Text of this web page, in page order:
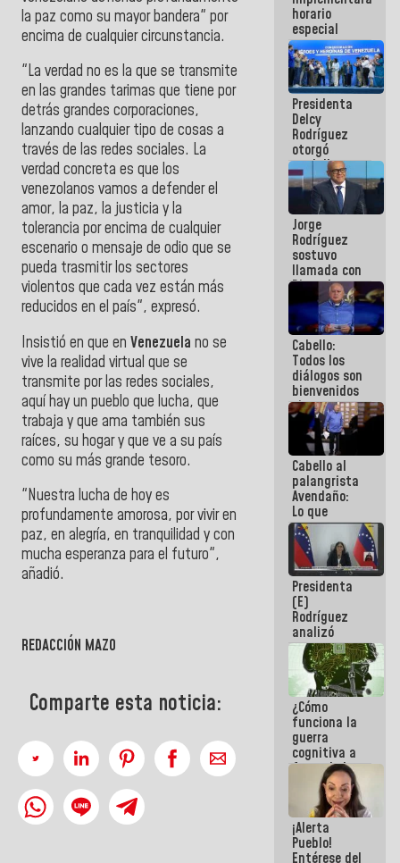
la paz como su mayor bandera" por
encima de cualquier circunstancia.
"La verdad no es la que se transmite
en las grandes tarimas que tiene por
detrás grandes corporaciones,
lanzando cualquier tipo de cosas a
través de las redes sociales. La
verdad concreta es que los
venezolanos vamos a defender el
amor, la paz, la justicia y la
tolerancia por encima de cualquier
escenario o mensaje de odio que se
pueda trasmitir los sectores
violentos que cada vez están más
reducidos en el país", expresó.
Insistió en que en Venezuela no se
vive la realidad virtual que se
transmite por las redes sociales,
aquí hay un pueblo que lucha, que
trabaja y que ama también sus
raíces, su hogar y que ve a su país
como su más grande tesoro.
"Nuestra lucha de hoy es
profundamente amorosa, por vivir en
paz, en alegría, en tranquilidad y con
mucha esperanza para el futuro",
añadió.
REDACCIÓN MAZO
Comparte esta noticia:
horario
especial
para
adaptarse
al plan de
ahorro
energético
Presidenta
Delcy
Rodríguez
otorgó
medalla
"Héroe de
Venezuela"
a servidores
públicos
Jorge
Rodríguez
sostuvo
llamada con
Dinorah
Figuera y
acuerdan
primer
encuentro
presencial
para el
diálogo
Cabello:
Todos los
diálogos son
bienvenidos
siempre que
estén en el
marco de la
Constitución
de la
República
Cabello al
palangrista
Avendaño:
Lo que
vayas a
escribir
hazlo hoy
por que no
sabemos si
la semana
que viene
hay
programa
Presidenta
(E)
Rodríguez
analizó
junto a
gobernadores
planes de
recuperación
del Sistema
Eléctrico
Nacional
¿Cómo
funciona la
guerra
cognitiva a
favor de la
narrativa
hegemónica?
(1)
¡Alerta
Pueblo!
Entérese del